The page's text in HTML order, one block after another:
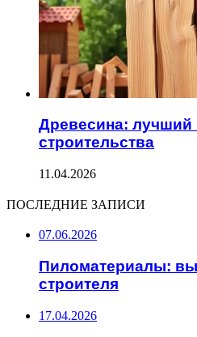
Древесина: лучший
строительства
11.04.2026
ПОСЛЕДНИЕ ЗАПИСИ
07.06.2026
Пиломатериалы:
строителя
17.04.2026